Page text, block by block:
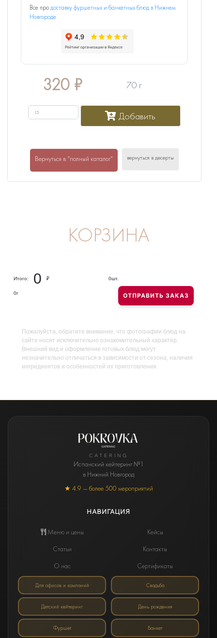
Все продоставку фуршетных и банкетных блюд в Нижнем
Новгороде
320₽ 70 г
Добавить
Вернуться в "полный каталог" вернуться в десерты
КОРЗИНА
Итого: 0 ₽ 0шт.
0г ОТПРАВИТЬ ЗАКАЗ
Пожалуйста, обратите внимание, что фотографии блюд на
сайте носят исключительно ознакомительный характер.
Внешний вид и оформление готовых блюд могут
незначительно отличаться в зависимости от сезона, наличия
ингредиентов и особенностей их приготовления.
CATERING
Испанский кейтеринг №1
в Нижний Новгород
★ 4.9 — более 500 мероприятий
НАВИГАЦИЯ
Меню и цены
Кейсы
Статьи
Контакты
О нас
Сертификаты
Для офисов и компаний Свадьба
Детский кейтеринг День рождения
Фуршет Банкет